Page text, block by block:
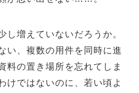
し増えていないだろうか。
い、複数の用件を同時に進
料の置き場所を忘れてしま
けではないのに、若い頃よ